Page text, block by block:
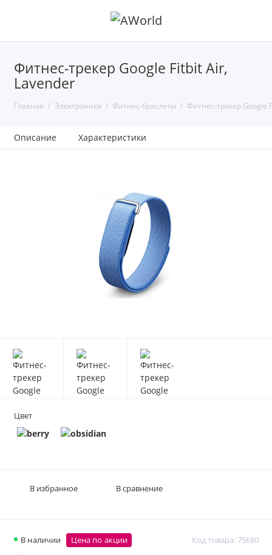
Фитнес-трекер Google Fitbit Air,
Lavender
Главная Электроника Фитнес-браслеты Фитнес-трекер Google
Описание Характеристики
Цвет
В наличии Код товара: 75680
Цена по акции
В избранное В сравнение